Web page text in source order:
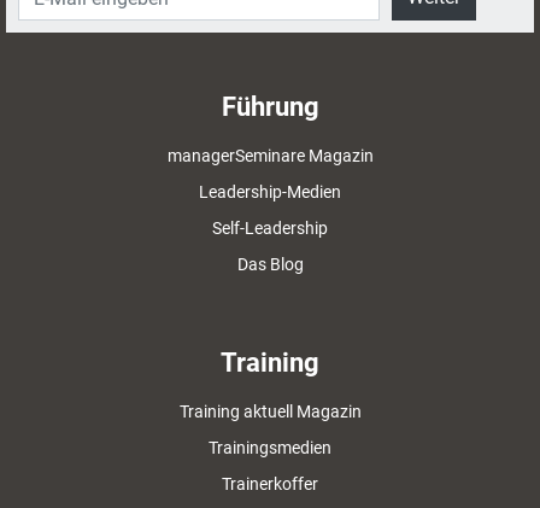
Führung
managerSeminare Magazin
Leadership-Medien
Self-Leadership
Das Blog
Training
Training aktuell Magazin
Trainingsmedien
Trainerkoffer